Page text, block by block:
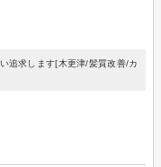
追求します[木更津/髪質改善/カ